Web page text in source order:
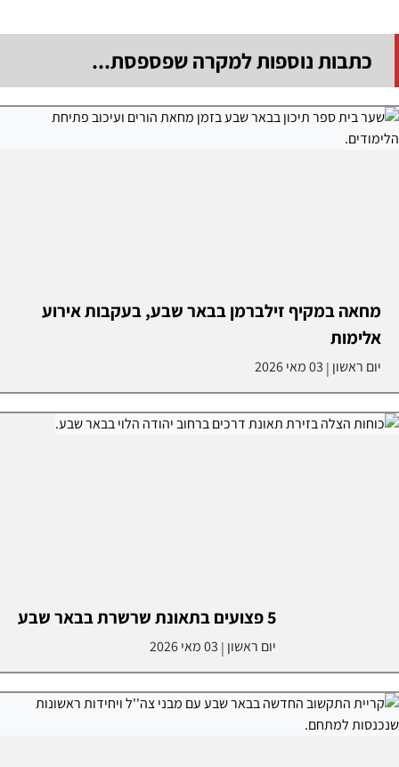
כתבות נוספות למקרה שפספסת...
מחאה במקיף זילברמן בבאר שבע, בעקבות אירוע
אלימות
יום ראשון | 03 מאי 2026
5 פצועים בתאונת שרשרת בבאר שבע
יום ראשון | 03 מאי 2026